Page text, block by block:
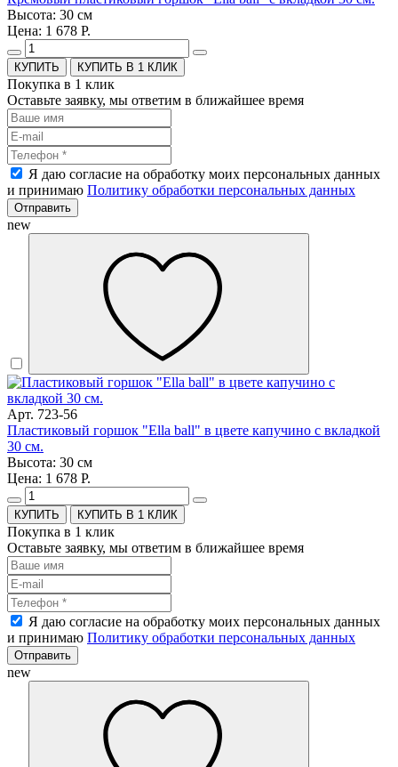
Высота: 30 см
Цена: 1 678 Р.
КУПИТЬ В 1 КЛИК
Покупка в 1 клик
Оставьте заявку, мы ответим в ближайшее время
Я даю согласие на обработку моих персональных данных
и принимаю Политику обработки персональных данных
Отправить
new
Арт. 723-56
Пластиковый горшок "Ella ball" в цвете капучино с вкладкой
30 см.
Высота: 30 см
Цена: 1 678 Р.
КУПИТЬ В 1 КЛИК
Покупка в 1 клик
Оставьте заявку, мы ответим в ближайшее время
Я даю согласие на обработку моих персональных данных
и принимаю Политику обработки персональных данных
Отправить
new